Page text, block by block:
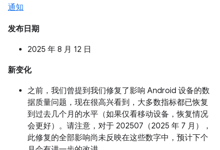
通知
发布日期
2025 年 8 月 12 日
新变化
之前，我们曾提到我们修复了影响 Android 设备的数
据质量问题，现在很高兴看到，大多数指标都已恢复
到过去几个月的水平（如果仅看移动设备，恢复情况
会更好）。请注意，对于 202507（2025 年 7 月），
此修复的全部影响尚未反映在这些数字中，预计下个